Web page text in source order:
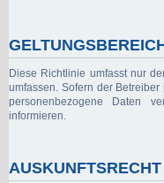
Diese Richtlinie umfasst nur
umfassen. Sofern der
personenbezogene Daten
informieren.
AUSKUNFTSRECHT